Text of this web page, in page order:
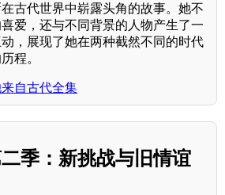
古代世界中崭露头角的故事。她不
爱，还与不同背景的人物产生了一
，展现了她在两种截然不同的时代
程。
自古代全集
季：新挑战与旧情谊